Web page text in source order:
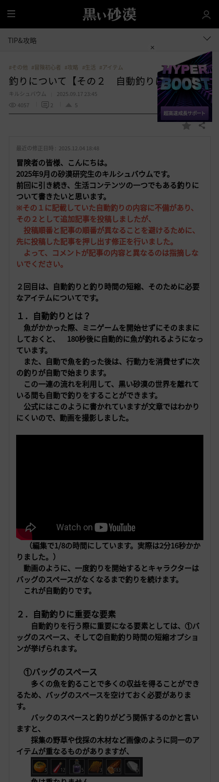
全
体
TIP&攻略
#その他 #冒険初心者 #攻略 #生活 #アイテム
釣りについて【その２ 自動釣りについて】
キルシュバウム
2025.09.17 23:45
4057
2 5
お 共有する
最近の修正日時 : 2025.12.04 18:48
冒険者の皆様、こんにちは。
2025年9月の砂漠研究生のキルシュバウムです。
前回に引き続き、生活コンテンツの一つでもある釣りに
ついて書きたいと思います。
※その１に記載していた自動釣りの内容に不備があり、
その２として追加記事を投稿しましたが、
投稿順番と記事の順番が異なることを避けるために、
先に投稿した記事を押し出す修正を行いました。
よって、コメントが記事の内容と異なるのは指摘しな
いでください。
２回目は、自動釣りと釣り時間の短縮、そのために必要
なアイテムについてです。
１．自動釣りとは？
魚がかかった際、ミニゲームを開始せずにそのままに
しておくと、
180秒後に自動的に魚が釣れるようになっ
ています。
また、自動で魚を釣った後は、行動力を消費せずに次
の釣りが自動で始まります。
この一連の流れを利用して、黒い砂漠の世界を離れて
いる間も自動で釣りをすることができます。
公式にはこのように書かれていますが文章ではわかり
にくいので、動画を撮影しました。
（編集で1/8の時間にしています。実際は2分16秒かか
りました。）
動画のように、一度釣りを開始するとキャラクターは
バッグのスペースがなくなるまで釣りを続けます。
これが自動釣りです。
２．自動釣りに重要な要素
自動釣りを行う際に重要になる要素としては、①バ
ッグのスペース、そして②自動釣り時間の短縮オプショ
ンが挙げられます。
①バッグのスペース
多くの魚を釣ることで多くの収益を得ることができ
るため、バッグのスペースを空けておく必要がありま
す。
バックのスペースと釣りがどう関係するのかと言い
ますと、
採集の野草や伐採の木材など画像のように同一のア
イテムが重なるものがありますが、